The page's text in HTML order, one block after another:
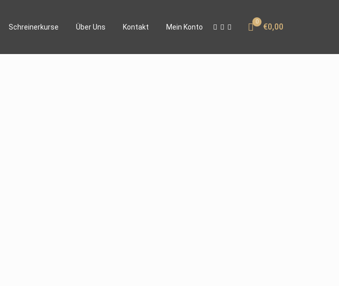
Schreinerkurse Über Uns Kontakt Mein Konto
0
€0,00